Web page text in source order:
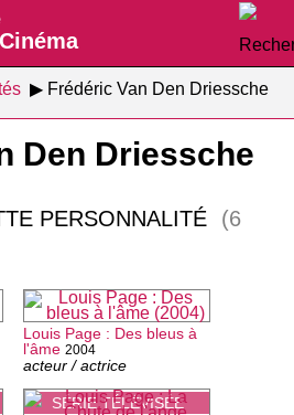
Frédéric Van Den Driessche
Den Driessche
PERSONNALITÉ
(6
SÉRIE TÉLÉVISÉE
Louis Page : Des bleus à
l'âme 2004
acteur / actrice